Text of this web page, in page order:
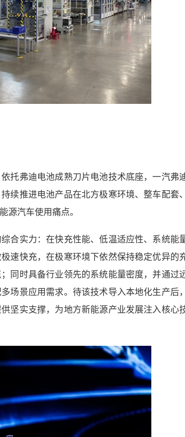
弗迪电池成熟刀片电池技术底座，一汽弗
续推进电池产品在北方极寒环境、整车配套
源汽车使用痛点。
实力：在快充性能、低温适应性、系统能
速快充，在极寒环境下依然保持稳定优异的
同时具备行业领先的系统能量密度，并通过
场景应用需求。待该技术导入本地化生产后
坚实支撑，为地方新能源产业发展注入核心